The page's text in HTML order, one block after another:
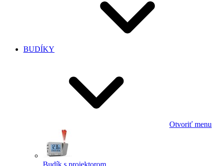
BUDÍKY
Otvoriť menu
Budík s projektorom